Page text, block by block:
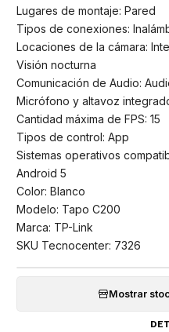
Lugares de montaje: Pared
Tipos de conexiones:
Locaciones de la cámara:
Visión nocturna
Comunicación de Audio:
Micrófono y altavoz
Cantidad máxima de FPS: 15
Tipos de control: App
Sistemas operativos
Android 5
Color: Blanco
Modelo: Tapo C200
Marca: TP-Link
SKU Tecnocenter: 7326
Mostrar